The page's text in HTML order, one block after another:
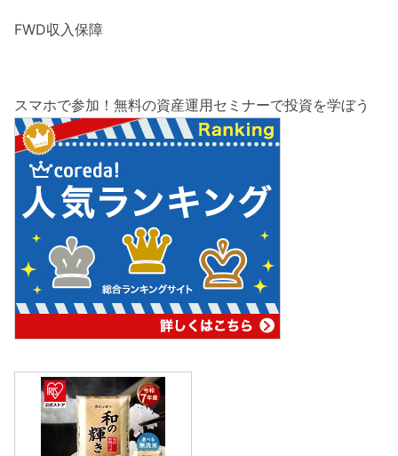
FWD収入保障
スマホで参加！無料の資産運用セミナーで投資を学ぼう